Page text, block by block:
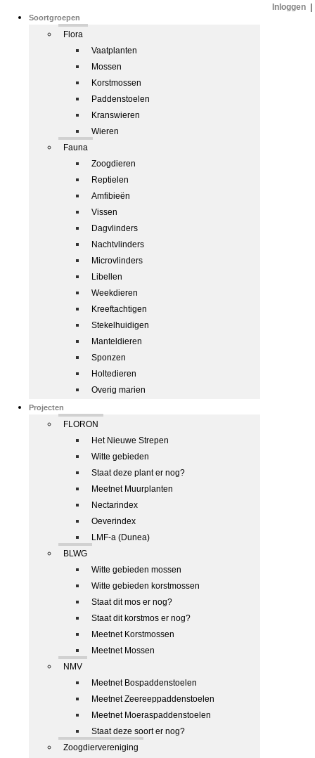
Soortgroepen
Flora
Vaatplanten
Mossen
Korstmossen
Paddenstoelen
Kranswieren
Wieren
Fauna
Zoogdieren
Reptielen
Amfibieën
Vissen
Dagvlinders
Nachtvlinders
Microvlinders
Libellen
Weekdieren
Kreeftachtigen
Stekelhuidigen
Manteldieren
Sponzen
Holtedieren
Overig marien
Projecten
FLORON
Het Nieuwe Strepen
Witte gebieden
Staat deze plant er nog?
Meetnet Muurplanten
Nectarindex
Oeverindex
LMF-a (Dunea)
BLWG
Witte gebieden mossen
Witte gebieden korstmossen
Staat dit mos er nog?
Staat dit korstmos er nog?
Meetnet Korstmossen
Meetnet Mossen
NMV
Meetnet Bospaddenstoelen
Meetnet Zeereeppaddenstoelen
Meetnet Moeraspaddenstoelen
Staat deze soort er nog?
Zoogdiervereniging
Inloggen